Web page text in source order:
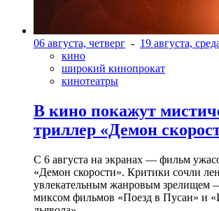
06 августа, четверг - 19 августа,
кино
широкий кинопрокат
кинотеатры
В кино покажут
триллер «Демон
С 6 августа на экранах — фильм
«Демон скорости». Критики сочли
увлекательным жанровым зрелищeм
миксом фильмов «Поезд в Пусан» и